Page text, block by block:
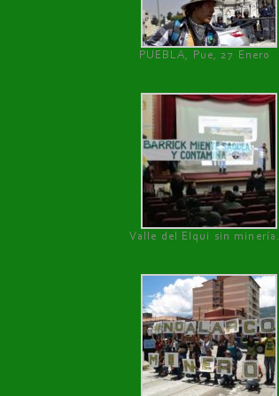
PUEBLA, Pue, 27 Enero
Valle del Elqui sin minería.